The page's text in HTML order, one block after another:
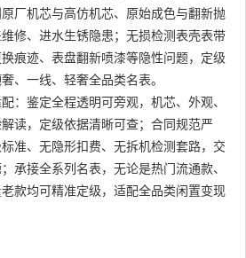
厂机芯与高仿机芯、原始成色与翻新抛
修、进水生锈隐患；无损检测表壳表带
痕迹、表盘翻新喷漆等隐性问题，定级
、一线、轻奢全品类名表。
：鉴定全程透明可旁观，机芯、外观、
读，定级依据清晰可查；合同规范严
准、无隐形扣费、无拆机检测套路，交
承接全系列名表，无论是热门流通款、
款均可精准定级，适配全品类闲置变现